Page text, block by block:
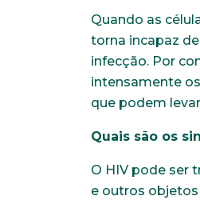
Quando as
torna incapaz
infecção. Por
intensamente
que podem
Quais são os
O HIV pode ser
e outros